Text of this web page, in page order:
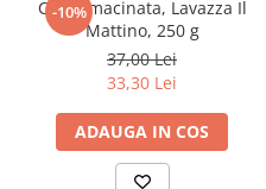
Instrumente de scris
Organizare si Arhivare
Seturi birotica
Articole scolare
Caiete si Carnetele scolare
-10%
Cafea macinata, Lavazza Il
Mattino, 250 g
37,00 Lei
33,30 Lei
ADAUGA IN COS